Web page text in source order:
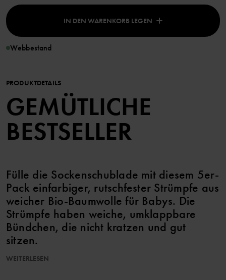
IN DEN WARENKORB LEGEN
Webbestand
PRODUKTDETAILS
GEMÜTLICHE
BESTSELLER
Fülle die Sockenschublade mit diesem 5er-
Pack einfarbiger, rutschfester Strümpfe aus
weicher Bio-Baumwolle für Babys. Die
Strümpfe haben weiche, umklappbare
Bündchen, die nicht kratzen und gut
sitzen.
WEITERLESEN